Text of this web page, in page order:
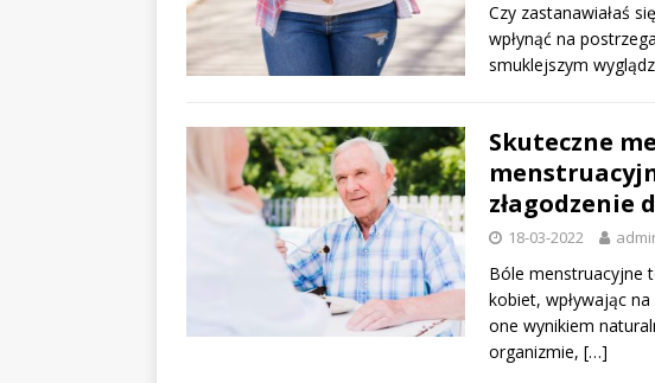
Czy zastanawiałaś
wpłynąć na
smuklejszym
Skuteczne
złagodzenie
18-03-2022
Bóle menstruacyjne
kobiet, wpływając
one wynikiem
organizmie, […]